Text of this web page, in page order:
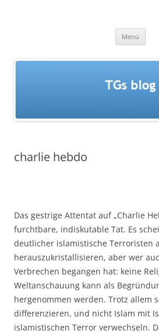
Menü
charlie hebdo
Das gestrige Attentat auf „Charlie
furchtbare, indiskutable Tat. Es
deutlicher islamistische Terroristen
herauszukristallisieren, aber wer
Verbrechen begangen hat: keine
Weltanschauung kann als
hergenommen werden. Trotz allem
differenzieren, und nicht Islam mit
islamistischen Terror verwechseln.